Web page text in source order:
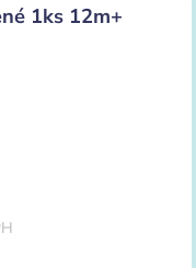
1ks 12m+